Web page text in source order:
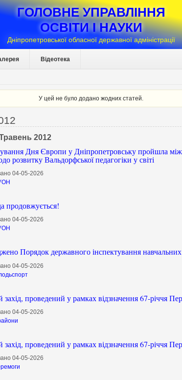
ГОЛОВНЕ УПРАВЛІННЯ
ОСВІТИ І НАУКИ
Дніпропетровської обласної державної адміністрації
Відеотека
У цей не було додано жодних статей.
2012
Дня Європи у Дніпропетровську пройшла
розвитку Вальдорфської педагогіки у світі
04-05-2026
продовжується!
04-05-2026
Порядок державного інспектування навчальних
04-05-2026
проведений у рамках відзначення 67-річчя
04-05-2026
проведений у рамках відзначення 67-річчя
04-05-2026